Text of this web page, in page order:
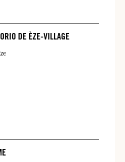
DE ÈZE-VILLAGE